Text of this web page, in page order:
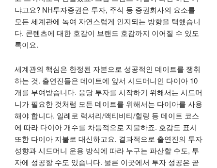
냐고요? NH투자증권은 투자, 주식 등 증권회사의 요소를
모든 세계관에 녹여 자연스럽게 인지되는 방향을 택했습니
다. 콘텐츠에 대한 호감이 브랜드 호감까지 이어질 수 있도
록이요.
세계관의 핵심은 한정된 자본으로 성공적인 데이트를 쟁취
하는 것. 출연진들은 데이트에 앞서 시드머니인 다이아 10
개를 부여받습니다. 응당 투자를 시작하기 위해서는 시드머
니가 필요한 것처럼 모든 데이트를 위해서는 다이아를 사용
해야 합니다. 일례로 럭셔리/액티비티/힐링 등 데이트 코스
에 따라 다이아 개수를 차등적으로 지불하죠. 호감도 표시
또한 다이아 지불로 대신하고요. 결과적으로 출연진의 투자
성향과 시드머니 운용 방식에 따라 누구는 파산할 수도, 투
자에 성공할 수도 있습니다. 물론 이곳에서 투자 성공은 곧